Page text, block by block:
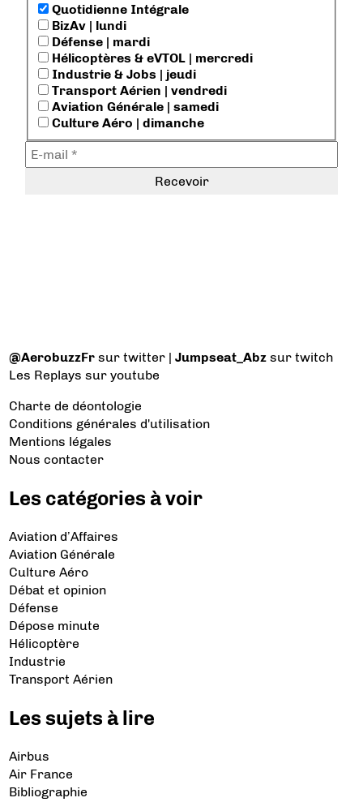
Quotidienne Intégrale
BizAv | lundi
Défense | mardi
Hélicoptères & eVTOL | mercredi
Industrie & Jobs | jeudi
Transport Aérien | vendredi
Aviation Générale | samedi
Culture Aéro | dimanche
@AerobuzzFr sur twitter |Jumpseat_Abz sur twitch
Les Replays sur youtube
Charte de déontologie
Conditions générales d'utilisation
Mentions légales
Nous contacter
Les catégories à voir
Aviation d’Affaires
Aviation Générale
Culture Aéro
Débat et opinion
Défense
Dépose minute
Hélicoptère
Industrie
Transport Aérien
Les sujets à lire
Airbus
Air France
Bibliographie